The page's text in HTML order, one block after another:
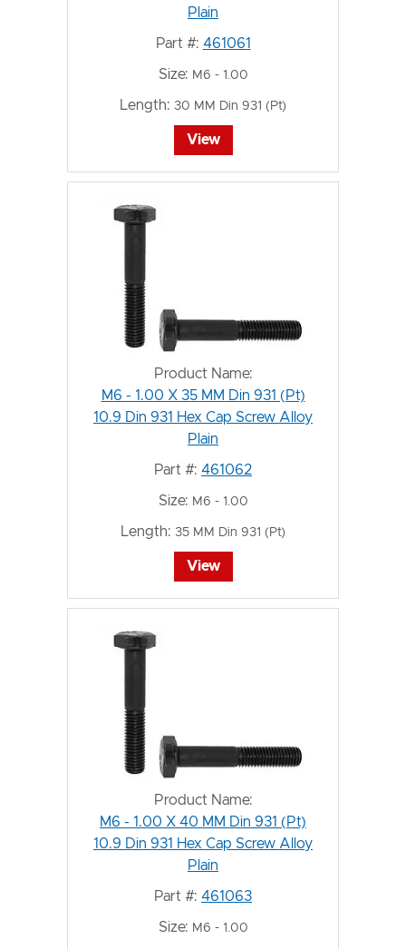
Plain
Part #: 461061
Size: M6 - 1.00
Length: 30 MM Din 931 (Pt)
View
Product Name:
M6 - 1.00 X 35 MM Din 931 (Pt)
10.9 Din 931 Hex Cap Screw Alloy
Plain
Part #: 461062
Size: M6 - 1.00
Length: 35 MM Din 931 (Pt)
View
Product Name:
M6 - 1.00 X 40 MM Din 931 (Pt)
10.9 Din 931 Hex Cap Screw Alloy
Plain
Part #: 461063
Size: M6 - 1.00